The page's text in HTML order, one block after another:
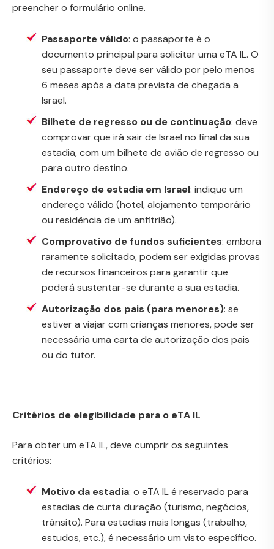
preencher o formulário online.
Passaporte válido: o passaporte é o
documento principal para solicitar uma eTA IL. O
seu passaporte deve ser válido por pelo menos
6 meses após a data prevista de chegada a
Israel.
Bilhete de regresso ou de continuação: deve
comprovar que irá sair de Israel no final da sua
estadia, com um bilhete de avião de regresso ou
para outro destino.
Endereço de estadia em Israel: indique um
endereço válido (hotel, alojamento temporário
ou residência de um anfitrião).
Comprovativo de fundos suficientes: embora
raramente solicitado, podem ser exigidas provas
de recursos financeiros para garantir que
poderá sustentar-se durante a sua estadia.
Autorização dos pais (para menores): se
estiver a viajar com crianças menores, pode ser
necessária uma carta de autorização dos pais
ou do tutor.
Critérios de elegibilidade para o eTA IL
Para obter um eTA IL, deve cumprir os seguintes
critérios:
Motivo da estadia: o eTA IL é reservado para
estadias de curta duração (turismo, negócios,
trânsito). Para estadias mais longas (trabalho,
estudos, etc.), é necessário um visto específico.